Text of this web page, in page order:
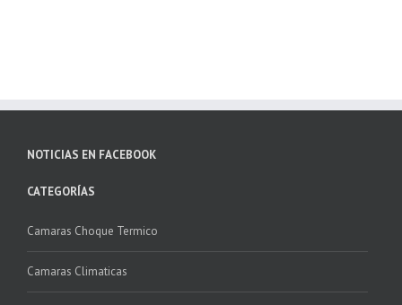
NOTICIAS EN FACEBOOK
CATEGORÍAS
Camaras Choque Termico
Camaras Climaticas